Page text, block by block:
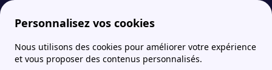
Personnalisez vos cookies
Nous utilisons des cookies pour améliorer votre expérience
et vous proposer des contenus personnalisés.
papernest Service Client Les horaires du service client de Total Direct Energie